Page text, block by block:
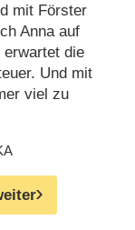
mit Förster
Anna auf
erwartet die
Und mit
viel zu